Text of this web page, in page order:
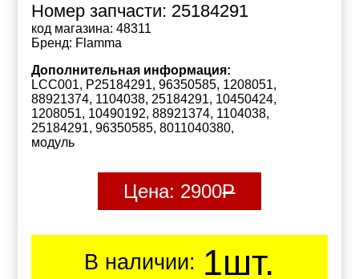
Номер запчасти: 25184291
код магазина: 48311
Бренд: Flamma
Дополнительная информация:
LCC001, P25184291, 96350585, 1208051,
88921374, 1104038, 25184291, 10450424,
1208051, 10490192, 88921374, 1104038,
25184291, 96350585, 8011040380,
модуль
Цена: 2900Р
В наличии: 1шт.